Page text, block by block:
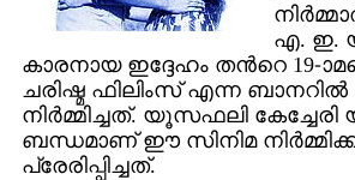
എ. ഇ.
കാരനായ ഇദ്ദേഹം തന്‍റെ 19-
ചരിഷ്മ ഫിലിംസ് എന്ന ബാനറില്‍
നിര്‍മ്മിച്ചത്. യൂസഫലി
ബന്ധമാണ് ഈ സിനിമ
പ്രേരിപ്പിച്ചത്.